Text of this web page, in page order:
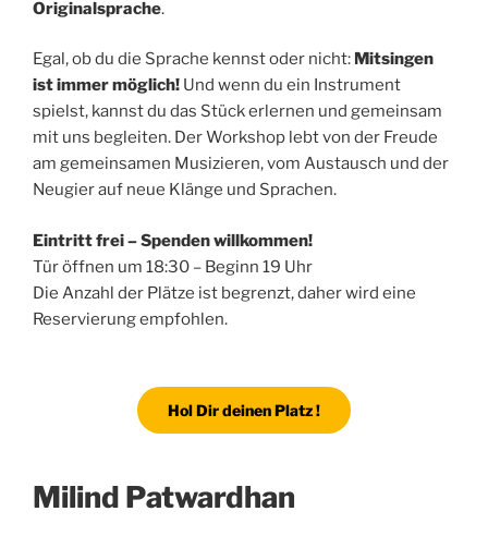
Originalsprache.
Egal, ob du die Sprache kennst oder nicht: Mitsingen
ist immer möglich! Und wenn du ein Instrument
spielst, kannst du das Stück erlernen und gemeinsam
mit uns begleiten. Der Workshop lebt von der Freude
am gemeinsamen Musizieren, vom Austausch und der
Neugier auf neue Klänge und Sprachen.
Eintritt frei – Spenden willkommen!
Tür öffnen um 18:30 – Beginn 19 Uhr
Die Anzahl der Plätze ist begrenzt, daher wird eine
Reservierung empfohlen.
Hol Dir deinen Platz !
Milind Patwardhan